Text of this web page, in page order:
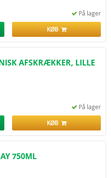
På lager
KØB
AFSKRÆKKER, LILLE
På lager
KØB
750ML